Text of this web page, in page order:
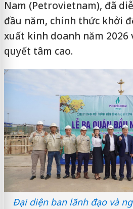
Nam (Petrovietnam), đã
đầu năm, chính thức khởi
xuất kinh doanh năm
quyết tâm cao.
Đại diện ban lãnh đạo và